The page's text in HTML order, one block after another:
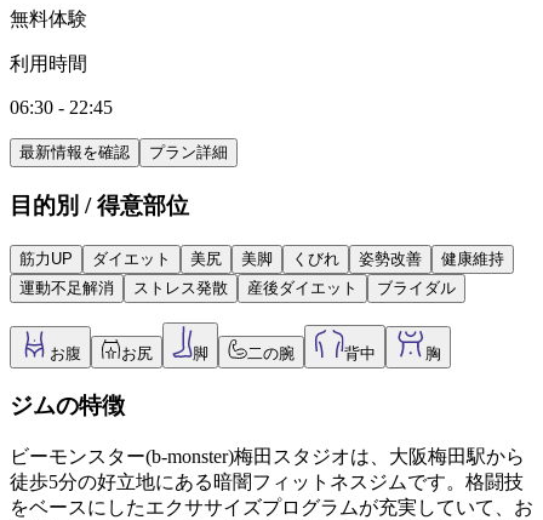
無料体験
利用時間
06:30 - 22:45
最新情報を確認 プラン詳細
目的別 / 得意部位
筋力UP ダイエット 美尻 美脚 くびれ 姿勢改善
健康維持
運動不足解消
ストレス発散 産後ダイエット ブライダル
お腹 お尻 脚 二の腕 背中 胸
ジムの特徴
ビーモンスター(b-monster)梅田スタジオは、大阪梅田駅から
徒歩5分の好立地にある暗闇フィットネスジムです。格闘技
をベースにしたエクササイズプログラムが充実していて、お